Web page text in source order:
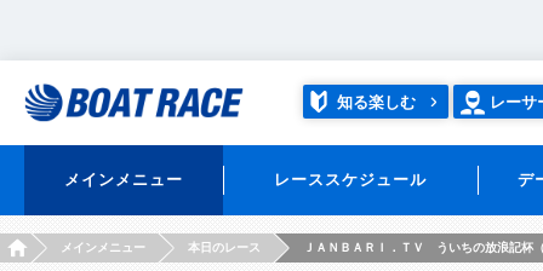
知る楽しむ レーサ
メインメニュー レーススケジュール デ
HOMEメインメニュー 本日のレース ＪＡＮＢＡＲＩ．ＴＶ ういちの放浪記杯